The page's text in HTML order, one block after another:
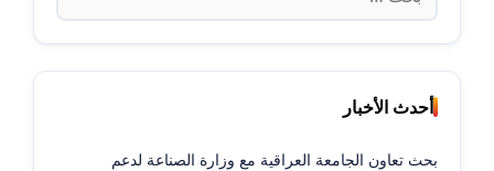
عن:
أحدث الأخبار
بحث تعاون الجامعة العراقية مع وزارة الصناعة لدعم